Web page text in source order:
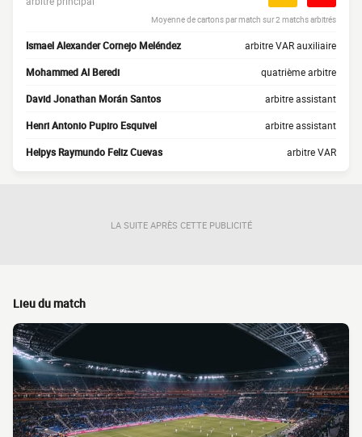
Moyenne de cartons par match sur 2 matchs arbitrés
Ismael Alexander Cornejo Meléndez arbitre VAR auxiliaire
Mohammed Al Beredi quatrième arbitre
David Jonathan Morán Santos arbitre assistant
Henri Antonio Pupiro Esquivel arbitre assistant
Helpys Raymundo Feliz Cuevas arbitre VAR
LA SUITE APRÈS CETTE PUBLICITÉ
Lieu du match